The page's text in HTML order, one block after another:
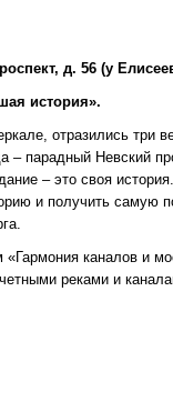
д. 56 (у
история».
отразились три
– парадный Невский
– это своя
и получить самую
каналов и
реками и